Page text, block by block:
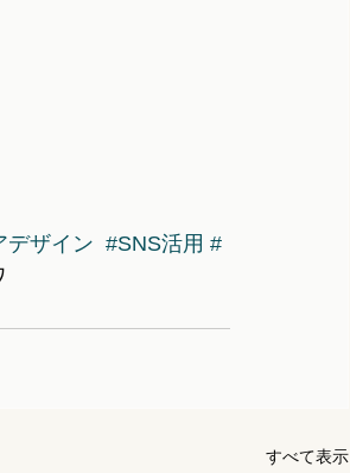
デザイン #SNS活用 #
すべて表示